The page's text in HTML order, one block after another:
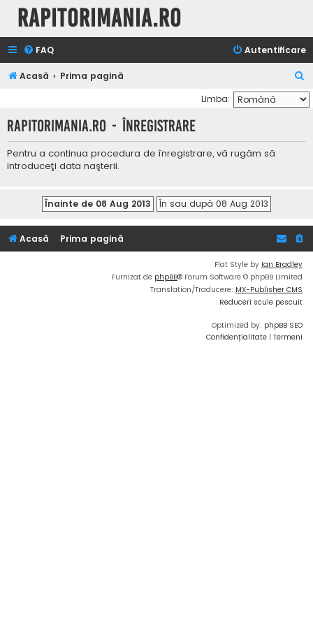
Rapitorimania.ro
FAQ Autentificare
Acasă Prima pagină
ă
u
Limba:
Rapitorimania.ro - Înregistrare
Pentru a continua procedura de înregistrare, vă rugăm să
introduceţi data naşterii.
Acasă Prima pagină
Flat Style by Ian Bradley
Furnizat de phpBB® Forum Software © phpBB Limited
Translation/Traducere: MX-Publisher CMS
Reduceri scule pescuit
Optimized by: phpBB SEO
Confidențialitate | Termeni